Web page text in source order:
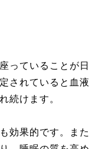
っていることが日
されていると血液
続けます。
効果的です。また